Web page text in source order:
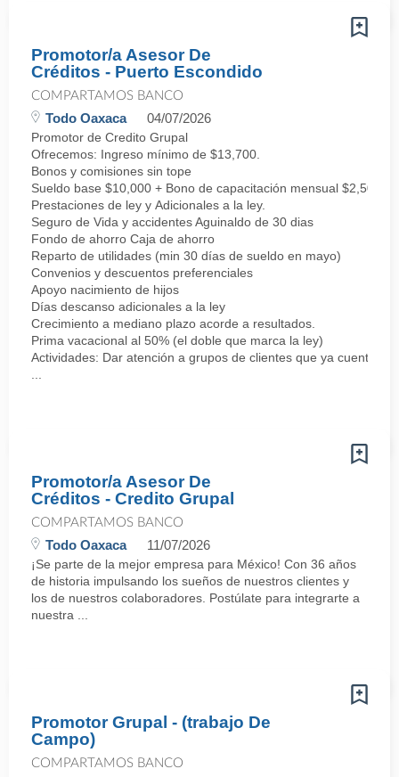
Promotor/a Asesor De
Créditos - Puerto Escondido
COMPARTAMOS BANCO
Todo Oaxaca 04/07/2026
Promotor de Credito Grupal
Ofrecemos: Ingreso mínimo de $13,700.
Bonos y comisiones sin tope
Sueldo base $10,000 + Bono de capacitación mensual $2,500
Prestaciones de ley y Adicionales a la ley.
Seguro de Vida y accidentes Aguinaldo de 30 dias
Fondo de ahorro Caja de ahorro
Reparto de utilidades (min 30 días de sueldo en mayo)
Convenios y descuentos preferenciales
Apoyo nacimiento de hijos
Días descanso adicionales a la ley
Crecimiento a mediano plazo acorde a resultados.
Prima vacacional al 50% (el doble que marca la ley)
Actividades: Dar atención a grupos de clientes que ya cuentan
Promotor/a Asesor De
Créditos - Credito Grupal
COMPARTAMOS BANCO
Todo Oaxaca 11/07/2026
¡Se parte de la mejor empresa para México! Con 36 años
de historia impulsando los sueños de nuestros clientes y
los de nuestros colaboradores. Postúlate para integrarte a
nuestra ...
Promotor Grupal - (trabajo De
Campo)
COMPARTAMOS BANCO